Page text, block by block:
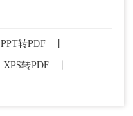
PPT转PDF
XPS转PDF